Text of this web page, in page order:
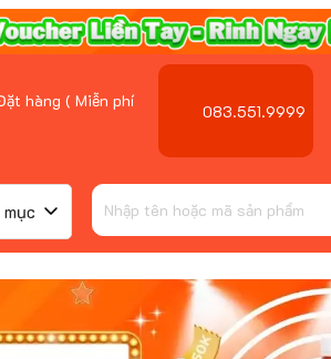
hàng ( Miễn phí
083.551.9999